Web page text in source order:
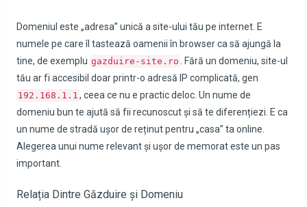
Domeniul este „adresa” unică a site-ului tău pe internet. E
numele pe care îl tastează oamenii în browser ca să ajungă la
tine, de exemplu gazduire-site.ro
. Fără un domeniu, site-ul
tău ar fi accesibil doar printr-o adresă IP complicată, gen
192.168.1.1 , ceea ce nu e practic deloc. Un nume de
domeniu bun te ajută să fii recunoscut și să te diferențiezi. E ca
un nume de stradă ușor de reținut pentru „casa” ta online.
Alegerea unui nume relevant și ușor de memorat este un pas
important.
Relația Dintre Găzduire și Domeniu